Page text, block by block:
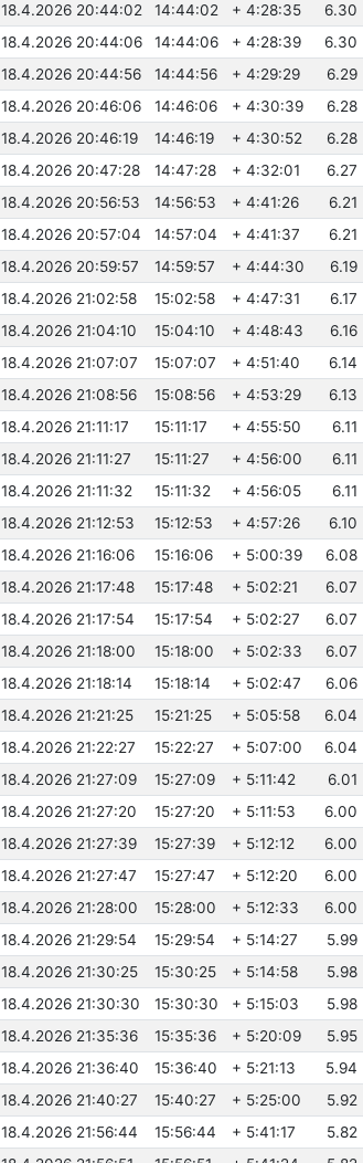
18.4.2026 20:44:02 14:44:02 + 4:28:35
6.30
18.4.2026 20:44:06 14:44:06 + 4:28:39
6.30
18.4.2026 20:44:56 14:44:56 + 4:29:29 6.29
18.4.2026 20:46:06 14:46:06 + 4:30:39
6.28
18.4.2026 20:46:19 14:46:19 + 4:30:52
6.28
18.4.2026 20:47:28 14:47:28 + 4:32:01
6.27
18.4.2026 20:56:53 14:56:53 + 4:41:26
6.21
18.4.2026 20:57:04 14:57:04 + 4:41:37
6.21
18.4.2026 20:59:57 14:59:57 + 4:44:30
6.19
18.4.2026 21:02:58 15:02:58 + 4:47:31
6.17
18.4.2026 21:04:10 15:04:10 + 4:48:43
6.16
18.4.2026 21:07:07 15:07:07 + 4:51:40
6.14
18.4.2026 21:08:56 15:08:56 + 4:53:29
6.13
18.4.2026 21:11:17 15:11:17 + 4:55:50
6.11
18.4.2026 21:11:27 15:11:27 + 4:56:00
6.11
18.4.2026 21:11:32 15:11:32 + 4:56:05
6.11
18.4.2026 21:12:53 15:12:53 + 4:57:26
6.10
18.4.2026 21:16:06 15:16:06 + 5:00:39
6.08
18.4.2026 21:17:48 15:17:48 + 5:02:21
6.07
18.4.2026 21:17:54 15:17:54 + 5:02:27
6.07
18.4.2026 21:18:00 15:18:00 + 5:02:33
6.07
18.4.2026 21:18:14 15:18:14 + 5:02:47
6.06
18.4.2026 21:21:25 15:21:25 + 5:05:58
6.04
18.4.2026 21:22:27 15:22:27 + 5:07:00
6.04
18.4.2026 21:27:09 15:27:09 + 5:11:42
6.01
18.4.2026 21:27:20 15:27:20 + 5:11:53
6.00
18.4.2026 21:27:39 15:27:39 + 5:12:12
6.00
18.4.2026 21:27:47 15:27:47 + 5:12:20
6.00
18.4.2026 21:28:00 15:28:00 + 5:12:33
6.00
18.4.2026 21:29:54 15:29:54 + 5:14:27
5.99
18.4.2026 21:30:25 15:30:25 + 5:14:58
5.98
18.4.2026 21:30:30 15:30:30 + 5:15:03
5.98
18.4.2026 21:35:36 15:35:36 + 5:20:09
5.95
18.4.2026 21:36:40 15:36:40 + 5:21:13
5.94
18.4.2026 21:40:27 15:40:27 + 5:25:00
5.92
18.4.2026 21:56:44 15:56:44 + 5:41:17
5.82